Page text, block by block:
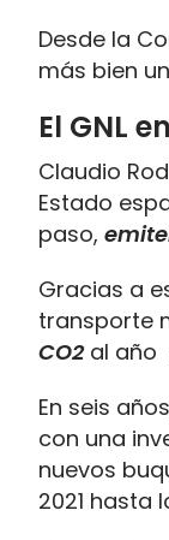
Desde la
más bien
El GNL
Claudio
Estado
paso,
Gracias a
transporte
CO2al año
En seis
con una
nuevos
2021 hasta